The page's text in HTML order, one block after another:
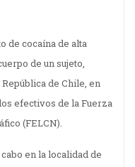
de cocaína de alta
de un sujeto,
de Chile, en
efectivos de la Fuerza
(FELCN).
en la localidad de